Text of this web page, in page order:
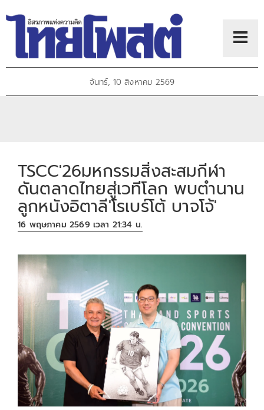
จันทร์, 10 สิงหาคม 2569
TSCC'26มหกรรมสิ่งสะสมกีฬา
ดันตลาดไทยสู่เวทีโลก พบตำนาน
ลูกหนังอิตาลี'โรเบร์โต้ บาจโจ้'
16 พฤษภาคม 2569 เวลา 21:34 น.